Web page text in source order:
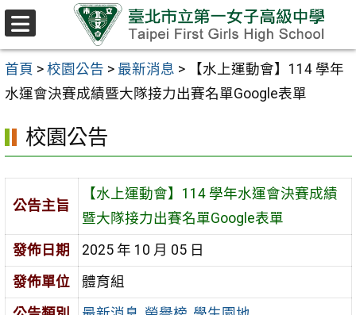
跳至主要內容區
首頁 > 校園公告 > 最新消息 >
【水上運動會】114 學年
水運會決賽成績暨大隊接力出賽名單Google表單
校園公告
公告主旨
【水上運動會】114 學年水運會決賽成績
暨大隊接力出賽名單Google表單
發佈日期
2025 年 10 月 05 日
發佈單位
體育組
選
單